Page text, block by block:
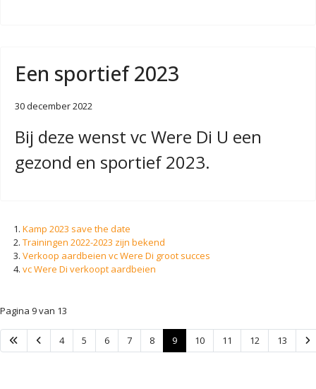
Een sportief 2023
30 december 2022
Bij deze wenst vc Were Di U een
gezond en sportief 2023.
Kamp 2023 save the date
Trainingen 2022-2023 zijn bekend
Verkoop aardbeien vc Were Di groot succes
vc Were Di verkoopt aardbeien
Pagina 9 van 13
4 5 6 7 8 9 10 11 12 13